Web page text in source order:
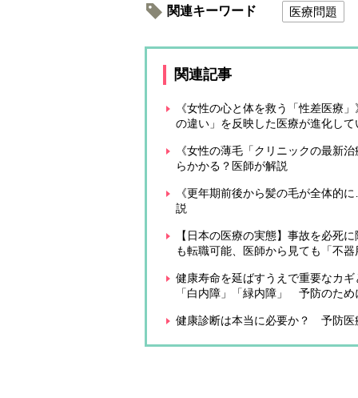
関連キーワード 医療問題
関連記事
《女性の心と体を救う「性差医療
の違い」を反映した医療が進化して
《女性の薄毛「クリニックの最新
らかかる？医師が解説
《更年期前後から髪の毛が全体的
説
【日本の医療の実態】事故を必死
も転職可能、医師から見ても「不
健康寿命を延ばすうえで重要なカ
「白内障」「緑内障」 予防のた
健康診断は本当に必要か？ 予防医